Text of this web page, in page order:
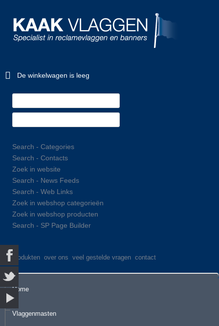
De winkelwagen is leeg
Search - Categories
Search - Contacts
Zoek in website
Search - News Feeds
Search - Web Links
Zoek in webshop categorieën
Zoek in webshop producten
Search - SP Page Builder
produkten over ons veel gestelde vragen contact
Home
Vlaggenmasten